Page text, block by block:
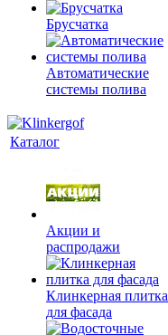
Брусчатка
Автоматические
системы полива
Каталог
Акции и
распродажи
Клинкерная плитка
для фасада